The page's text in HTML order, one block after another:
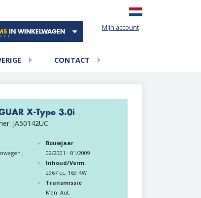
Mijn account
IN WINKELWAGEN
CONTACT
X-Type 3.0i
JA50142UC
;
Bouwjaar
02/2001 - 01/2009
Inhoud/Verm.
2967 cc, 169 KW
Transmissie
Man. Aut.